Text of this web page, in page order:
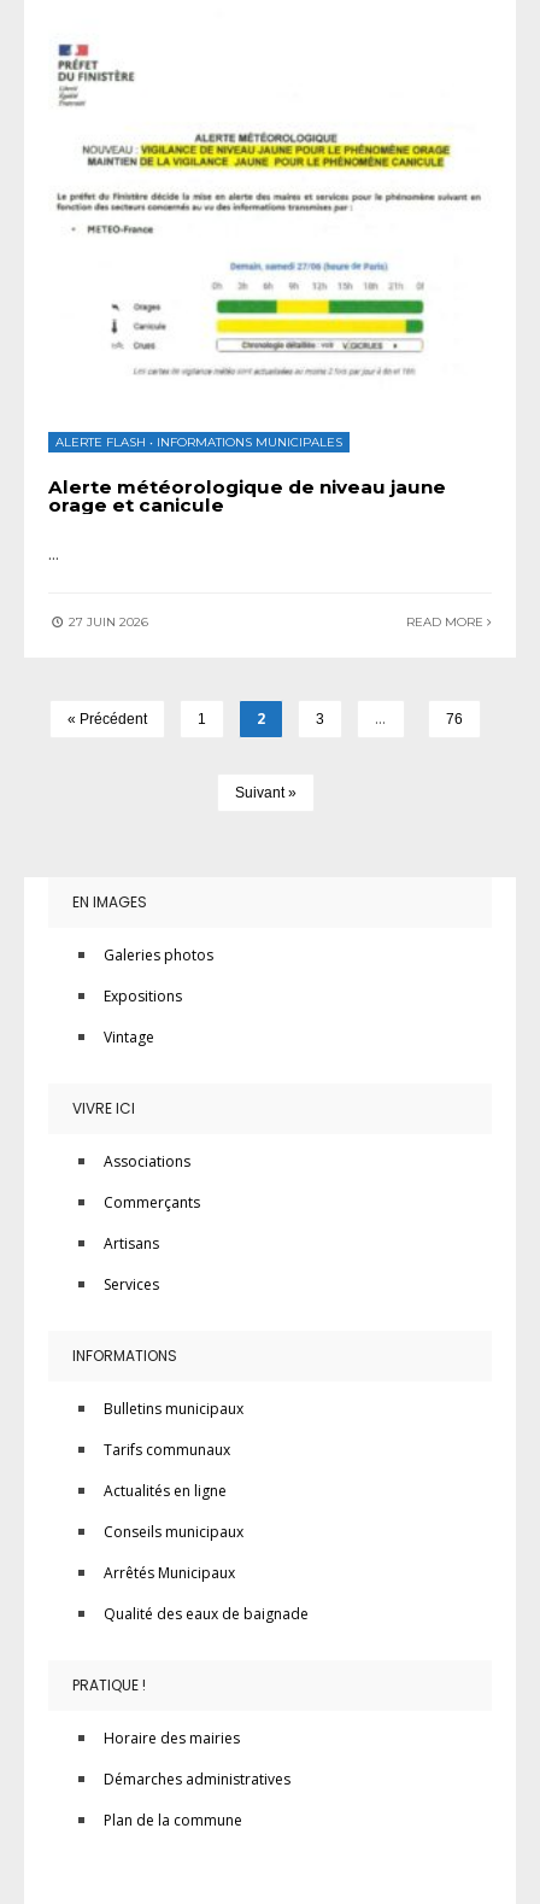
ALERTE FLASH • INFORMATIONS MUNICIPALES
Alerte météorologique de niveau jaune
orage et canicule
...
27 JUIN 2026 READ MORE
« Précédent 1 2 3 … 76
Suivant »
EN IMAGES
Galeries photos
Expositions
Vintage
VIVRE ICI
Associations
Commerçants
Artisans
Services
INFORMATIONS
Bulletins municipaux
Tarifs communaux
Actualités en ligne
Conseils municipaux
Arrêtés Municipaux
Qualité des eaux de baignade
PRATIQUE !
Horaire des mairies
Démarches administratives
Plan de la commune